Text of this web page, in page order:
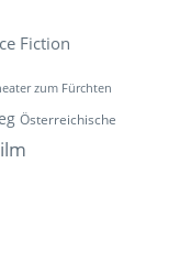
Fiction
zum Fürchten
Österreichische